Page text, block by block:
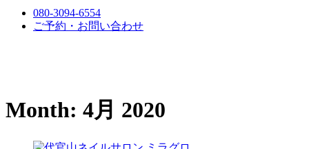
080-3094-6554
ご予約・お問い合わせ
Month: 4月 2020